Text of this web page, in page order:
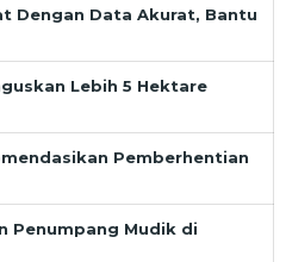
Dengan Data Akurat, Bantu
Lebih 5 Hektare
Pemberhentian
Penumpang Mudik di